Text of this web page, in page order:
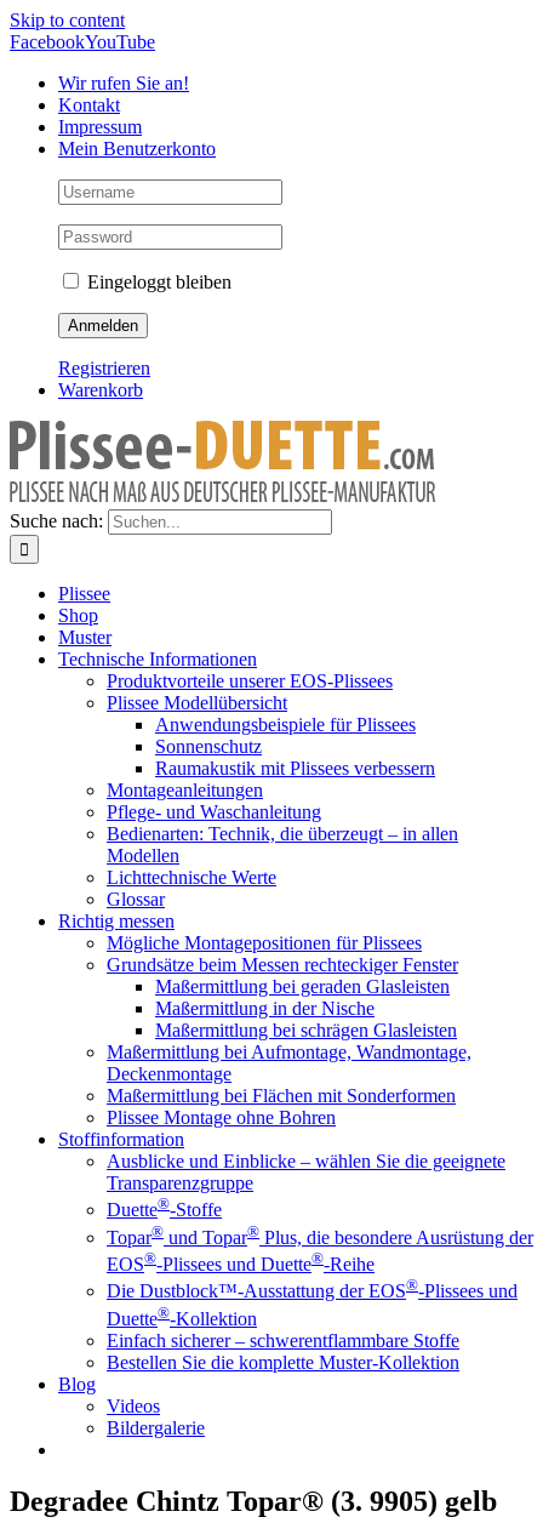
Skip to content
FacebookYouTube
Wir rufen Sie an!
Kontakt
Impressum
Mein Benutzerkonto
Eingeloggt bleiben
Registrieren
Warenkorb
Suche nach:
Plissee
Shop
Muster
Technische Informationen
Produktvorteile unserer EOS-Plissees
Plissee Modellübersicht
Anwendungsbeispiele für Plissees
Sonnenschutz
Raumakustik mit Plissees verbessern
Montageanleitungen
Pflege- und Waschanleitung
Bedienarten: Technik, die überzeugt – in allen
Modellen
Lichttechnische Werte
Glossar
Richtig messen
Mögliche Montagepositionen für Plissees
Grundsätze beim Messen rechteckiger Fenster
Maßermittlung bei geraden Glasleisten
Maßermittlung in der Nische
Maßermittlung bei schrägen Glasleisten
Maßermittlung bei Aufmontage, Wandmontage,
Deckenmontage
Maßermittlung bei Flächen mit Sonderformen
Plissee Montage ohne Bohren
Stoffinformation
Ausblicke und Einblicke – wählen Sie die geeignete
Transparenzgruppe
Duette®-Stoffe
Topar® und Topar® Plus, die besondere Ausrüstung der
EOS®-Plissees und Duette®-Reihe
Die Dustblock™-Ausstattung der EOS®-Plissees und
Duette®-Kollektion
Einfach sicherer – schwerentflammbare Stoffe
Bestellen Sie die komplette Muster-Kollektion
Blog
Videos
Bildergalerie
Degradee Chintz Topar® (3. 9905) gelb